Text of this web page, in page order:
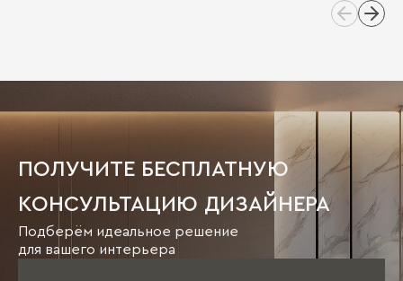
ПОЛУЧИТЕ БЕСПЛАТНУЮ
КОНСУЛЬТАЦИЮ ДИЗАЙНЕРА
Подберём идеальное решение
для вашего интерьера